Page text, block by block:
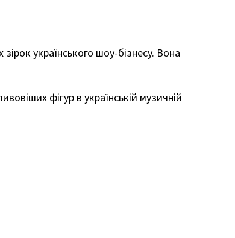
українського шоу-бізнесу. Вона
фігур в українській музичній